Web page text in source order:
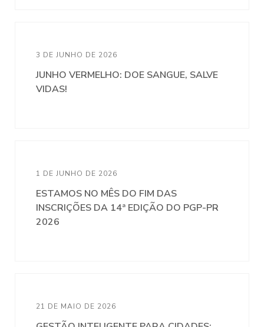
3 DE JUNHO DE 2026
JUNHO VERMELHO: DOE SANGUE, SALVE
VIDAS!
1 DE JUNHO DE 2026
ESTAMOS NO MÊS DO FIM DAS
INSCRIÇÕES DA 14ª EDIÇÃO DO PGP-PR
2026
21 DE MAIO DE 2026